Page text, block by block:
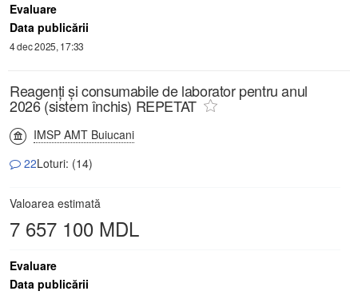
Evaluare
Data publicării
4 dec 2025, 17:33
Reagenți și consumabile de laborator pentru anul
2026 (sistem închis) REPETAT
IMSP AMT Buiucani
22Loturi: (14)
Valoarea estimată
7 657 100 MDL
Evaluare
Data publicării